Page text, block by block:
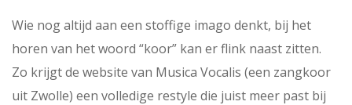
Wie nog altijd aan een stoffige imago denkt, bij het
horen van het woord “koor” kan er flink naast zitten.
Zo krijgt de website van Musica Vocalis (een zangkoor
uit Zwolle) een volledige restyle die juist meer past bij